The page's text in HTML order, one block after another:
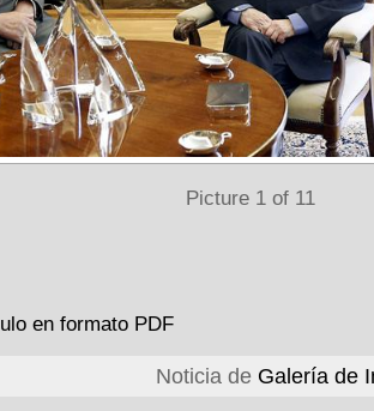
Picture 1 of 11
en formato PDF
Noticia de Galería de